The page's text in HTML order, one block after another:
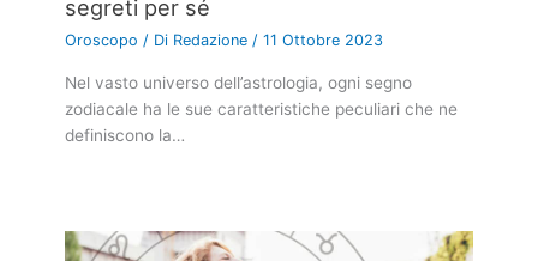
segreti per sé
Oroscopo / Di Redazione/11 Ottobre 2023
Nel vasto universo dell’astrologia, ogni segno
zodiacale ha le sue caratteristiche peculiari che ne
definiscono la…